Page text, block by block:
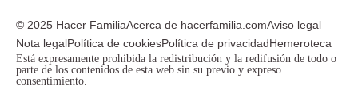
© 2025 Hacer FamiliaAcerca de hacerfamilia.comAviso legal
Nota legalPolítica de cookiesPolítica de privacidadHemeroteca
Está expresamente prohibida la redistribución y la redifusión de todo o
parte de los contenidos de esta web sin su previo y expreso
consentimiento.